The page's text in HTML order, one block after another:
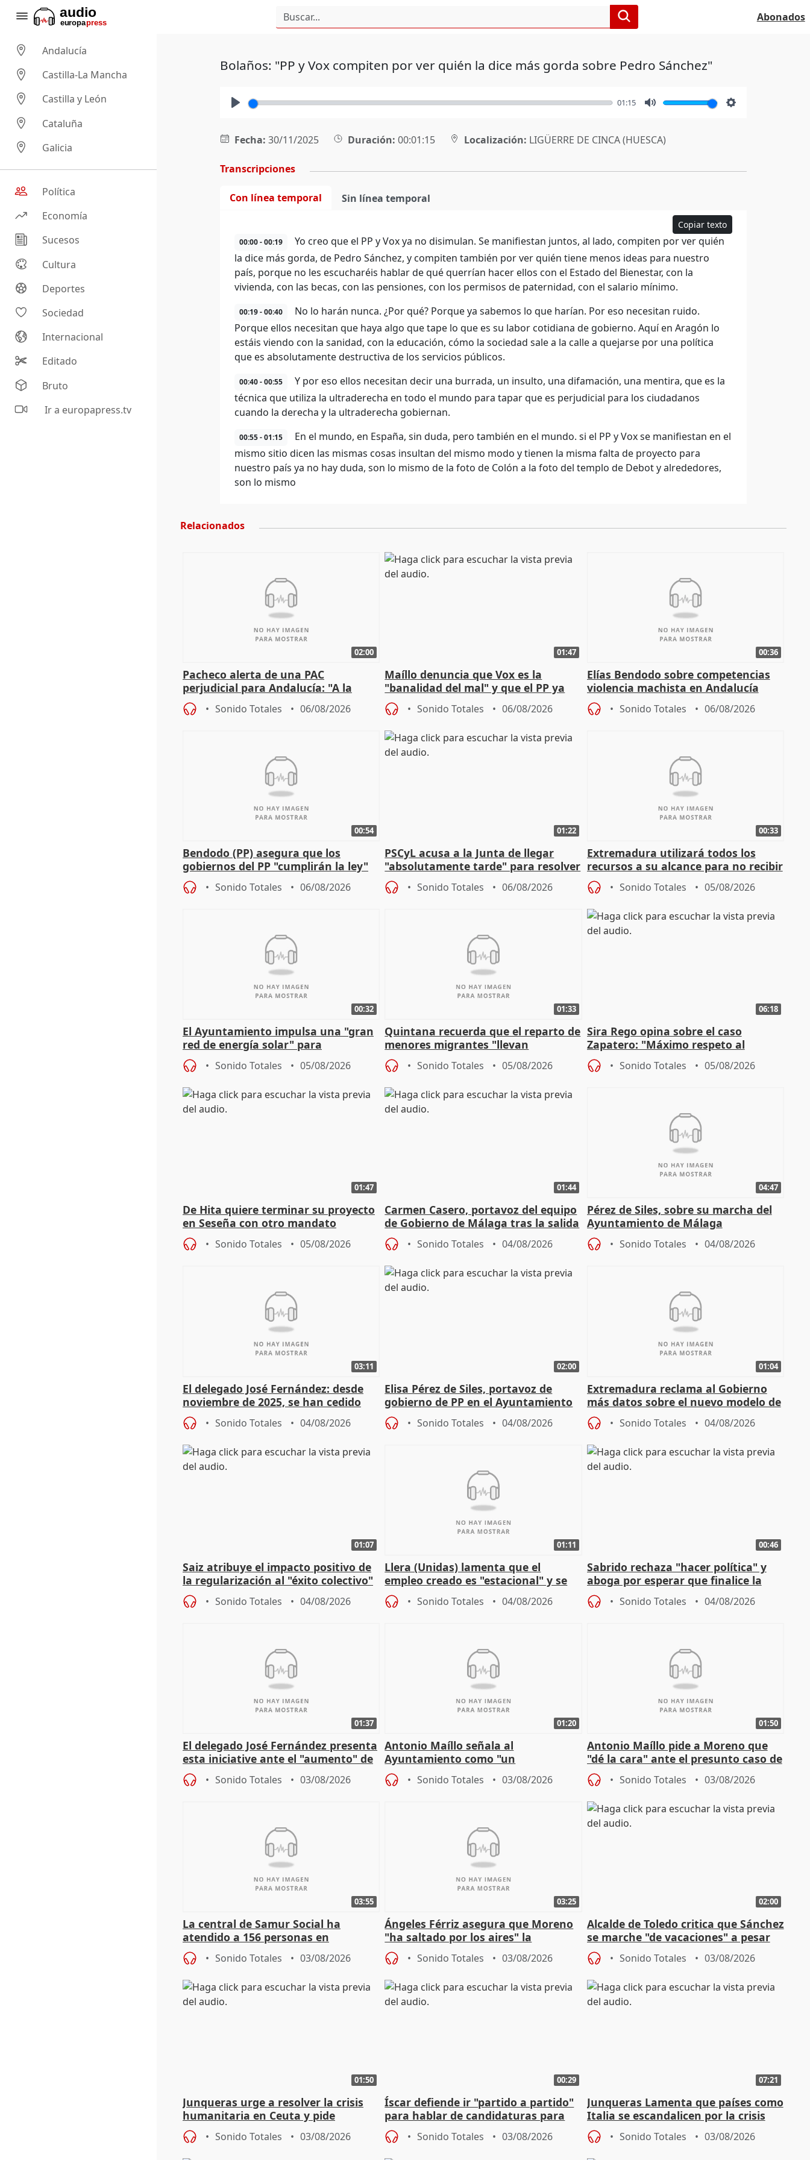
Abonados
Andalucía
Castilla-La Mancha
Castilla y León
Cataluña
Galicia
Política
Economía
Sucesos
Cultura
Deportes
Sociedad
Internacional
Editado
Bruto
Ir a europapress.tv
Bolaños: "PP y Vox compiten por ver quién la dice más gorda sobre Pedro Sánchez"
01:15
Fecha: 30/11/2025 Duración: 00:01:15 Localización: LIGÜERRE DE CINCA (HUESCA)
Transcripciones
Con línea temporal Sin línea temporal
Copiar texto
00:00 - 00:19
Yo creo que el PP y Vox ya no disimulan. Se manifiestan juntos, al lado, compiten por ver quién
la dice más gorda, de Pedro Sánchez, y compiten también por ver quién tiene menos ideas para nuestro
país, porque no les escucharéis hablar de qué querrían hacer ellos con el Estado del Bienestar, con la
vivienda, con las becas, con las pensiones, con los permisos de paternidad, con el salario mínimo.
00:19 - 00:40
No lo harán nunca. ¿Por qué? Porque ya sabemos lo que harían. Por eso necesitan ruido.
Porque ellos necesitan que haya algo que tape lo que es su labor cotidiana de gobierno. Aquí en Aragón lo
estáis viendo con la sanidad, con la educación, cómo la sociedad sale a la calle a quejarse por una política
que es absolutamente destructiva de los servicios públicos.
00:40 - 00:55
Y por eso ellos necesitan decir una burrada, un insulto, una difamación, una mentira, que es la
técnica que utiliza la ultraderecha en todo el mundo para tapar que es perjudicial para los ciudadanos
cuando la derecha y la ultraderecha gobiernan.
00:55 - 01:15
En el mundo, en España, sin duda, pero también en el mundo. si el PP y Vox se manifiestan en el
mismo sitio dicen las mismas cosas insultan del mismo modo y tienen la misma falta de proyecto para
nuestro país ya no hay duda, son lo mismo de la foto de Colón a la foto del templo de Debot y alrededores,
son lo mismo
Relacionados
02:00
Pacheco alerta de una PAC
perjudicial para Andalucía: "A la
agricultura hay que protegerla"
Sonido Totales 06/08/2026
01:47
Maíllo denuncia que Vox es la
"banalidad del mal" y que el PP ya
asume todas sus tesis
Sonido Totales 06/08/2026
00:36
Elías Bendodo sobre competencias
violencia machista en Andalucía
Sonido Totales 06/08/2026
00:54
Bendodo (PP) asegura que los
gobiernos del PP "cumplirán la ley"
sobre los menores migrantes
Sonido Totales 06/08/2026
01:22
PSCyL acusa a la Junta de llegar
"absolutamente tarde" para resolver
problemas como Newcastle
Sonido Totales 06/08/2026
00:33
Extremadura utilizará todos los
recursos a su alcance para no recibir
más menores migrantes
Sonido Totales 05/08/2026
00:32
El Ayuntamiento impulsa una "gran
red de energía solar" para
autoconsumo
Sonido Totales 05/08/2026
01:33
Quintana recuerda que el reparto de
menores migrantes "llevan
aportación del Gobierno" central
Sonido Totales 05/08/2026
06:18
Sira Rego opina sobre el caso
Zapatero: "Máximo respeto al
proceso judicial"
Sonido Totales 05/08/2026
01:47
De Hita quiere terminar su proyecto
en Seseña con otro mandato
Sonido Totales 05/08/2026
01:44
Carmen Casero, portavoz del equipo
de Gobierno de Málaga tras la salida
de Pérez de Siles
Sonido Totales 04/08/2026
04:47
Pérez de Siles, sobre su marcha del
Ayuntamiento de Málaga
Sonido Totales 04/08/2026
03:11
El delegado José Fernández: desde
noviembre de 2025, se han cedido
9.810 ayudas por nacimiento
Sonido Totales 04/08/2026
02:00
Elisa Pérez de Siles, portavoz de
gobierno de PP en el Ayuntamiento
de Málaga, deja la política
Sonido Totales 04/08/2026
01:04
Extremadura reclama al Gobierno
más datos sobre el nuevo modelo de
financiación
Sonido Totales 04/08/2026
01:07
Saiz atribuye el impacto positivo de
la regularización al "éxito colectivo"
del Gobierno
Sonido Totales 04/08/2026
01:11
Llera (Unidas) lamenta que el
empleo creado es "estacional" y se
"esfumará" al acabar el verano
Sonido Totales 04/08/2026
00:46
Sabrido rechaza "hacer política" y
aboga por esperar que finalice la
investigación del incendio
Sonido Totales 04/08/2026
01:37
El delegado José Fernández presenta
esta iniciative ante el "aumento" de
personas sin hogar en Madri
Sonido Totales 03/08/2026
01:20
Antonio Maíllo señala al
Ayuntamiento como "un
especulador más" sobre viviendas de
Jiménez Becerril
Sonido Totales 03/08/2026
01:50
Antonio Maíllo pide a Moreno que
"dé la cara" ante el presunto caso de
acoso del CEO de ADM
Sonido Totales 03/08/2026
03:55
La central de Samur Social ha
atendido a 156 personas en
situación de calle durante Campaña
de CalorSonido Totales 03/08/2026
03:25
Ángeles Férriz asegura que Moreno
"ha saltado por los aires" la
negociación tras acuerdo con SMA
Sonido Totales 03/08/2026
02:00
Alcalde de Toledo critica que Sánchez
se marche "de vacaciones" a pesar
de la crisis migratoria
Sonido Totales 03/08/2026
01:50
Junqueras urge a resolver la crisis
humanitaria en Ceuta y pide
responsabilidad a la UE
Sonido Totales 03/08/2026
00:29
Íscar defiende ir "partido a partido"
para hablar de candidaturas para
2027
Sonido Totales 03/08/2026
07:21
Junqueras Lamenta que países como
Italia se escandalicen por la crisis
migratoria
Sonido Totales 03/08/2026